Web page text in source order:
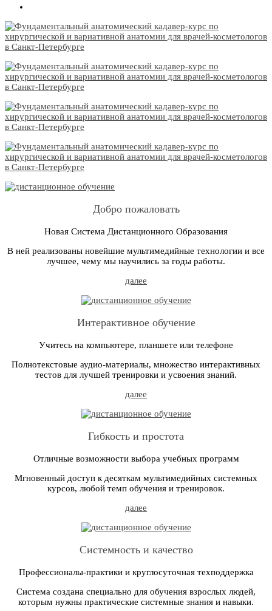
Добро пожаловать
Новая Система Дистанционного Образования
В ней реализованы новейшие мультимедийные технологии и все
лучшее, чему мы научились за годы работы.
далее
Интерактивное обучение
Учитесь на компьютере, планшете или телефоне
Полнотекстовые аудио-материалы, множество интерактивных
тестов для лучшей тренировки и усвоения знаний.
далее
Гибкость и простота
Отличные возможности выбора учебных программ
Мгновенный доступ к десяткам мультимедийных системных
курсов, любой темп обучения и тренировок.
далее
Системность и качество
Профессионалы-практики и круглосуточная техподдержка
Система создана специально для обучения взрослых людей,
которым нужны практические системные знания и навыки.